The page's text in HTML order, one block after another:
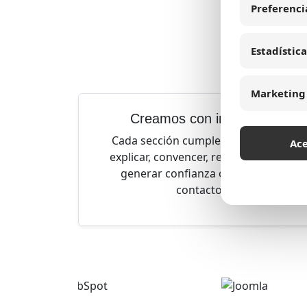
Creamos con intención
Cada sección cumple una función:
explicar, convencer, resolver dudas,
generar confianza o motivar el
contacto.
Marketing